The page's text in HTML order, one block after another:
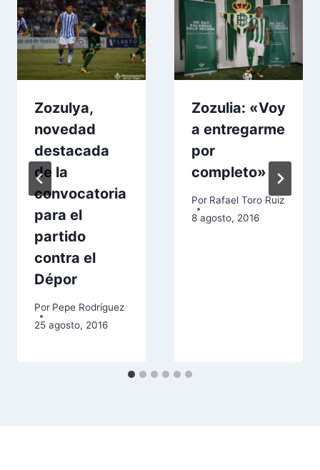
Zozulya,
novedad
destacada
de la
convocatoria
para el
partido
contra el
Dépor
Por Pepe Rodríguez
25 agosto, 2016
Zozulia: «Voy
a entregarme
por
completo»
Por Rafael Toro Ruiz
8 agosto, 2016